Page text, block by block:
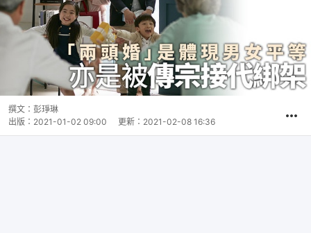
撰文： 彭琤琳
出版： 2021-01-02 09:00 更新： 2021-02-08 16:36